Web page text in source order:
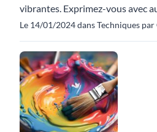
vibrantes. Exprimez-vous avec
Le 14/01/2024 dans Techniques